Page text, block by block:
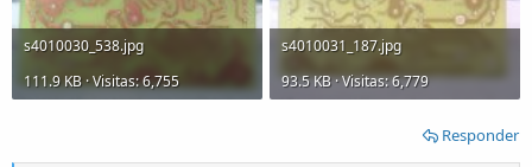
s4010030_538.jpg
111.9 KB · Visitas: 6,755
s4010031_187.jpg
93.5 KB · Visitas: 6,779
Responder